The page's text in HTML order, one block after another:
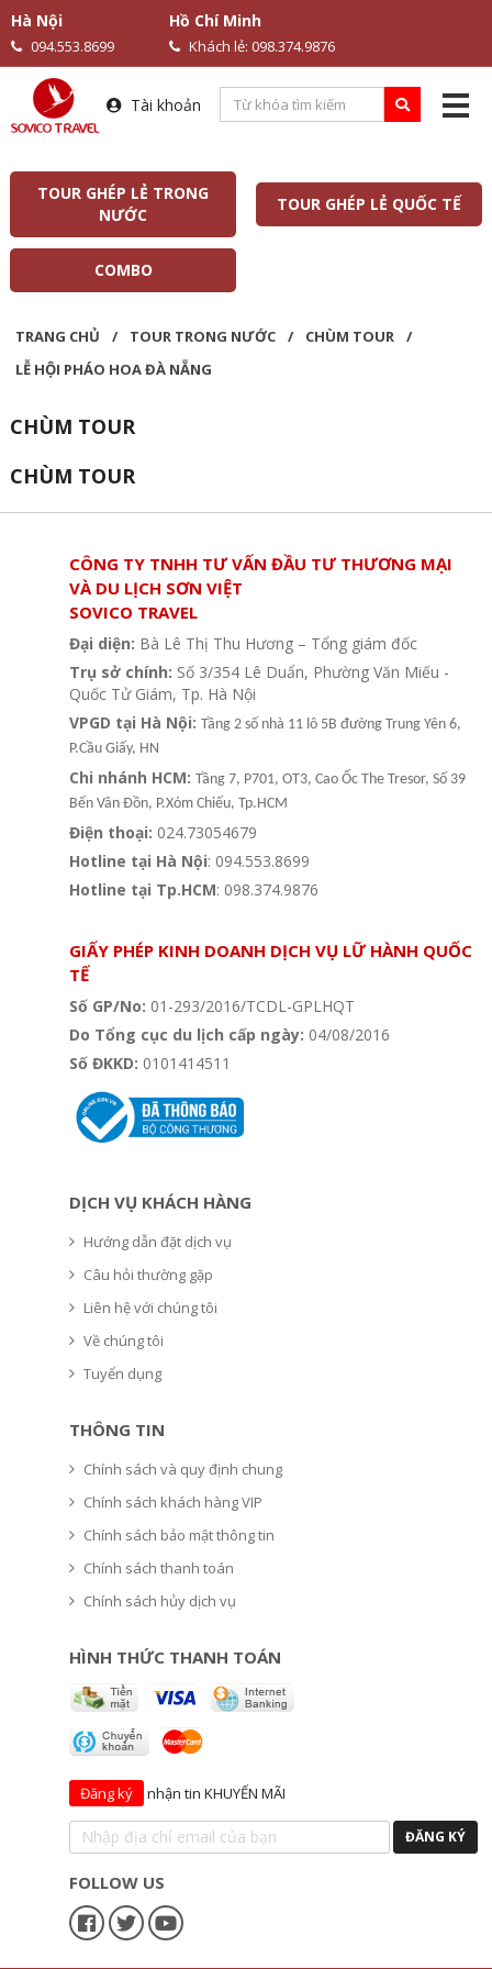
Hà Nội
094.553.8699
Hồ Chí Minh
Khách lẻ: 098.374.9876
Tài khoản
TOUR GHÉP LẺ TRONG
NƯỚC
TOUR GHÉP LẺ QUỐC TẾ
COMBO
TRANG CHỦ / TOUR TRONG NƯỚC / CHÙM TOUR
/
LỄ HỘI PHÁO HOA ĐÀ NẴNG
CHÙM TOUR
CHÙM TOUR
CÔNG TY TNHH TƯ VẤN ĐẦU TƯ THƯƠNG MẠI
VÀ DU LỊCH SƠN VIỆT
SOVICO TRAVEL
Đại diện: Bà Lê Thị Thu Hương – Tổng giám đốc
Trụ sở chính: Số 3/354 Lê Duẩn, Phường Văn Miếu -
Quốc Tử Giám, Tp. Hà Nội
VPGD tại Hà Nội: Tầng 2 số nhà 11 lô 5B đường Trung Yên 6,
P.Cầu Giấy, HN
Chi nhánh HCM: Tầng 7, P701, OT3, Cao Ốc The Tresor, Số 39
Bến Vân Đồn, P.Xóm Chiếu, Tp.HCM
Điện thoại: 024.73054679
Hotline tại Hà Nội: 094.553.8699
Hotline tại Tp.HCM: 098.374.9876
GIẤY PHÉP KINH DOANH DỊCH VỤ LỮ HÀNH QUỐC
TẾ
Số GP/No: 01-293/2016/TCDL-GPLHQT
Do Tổng cục du lịch cấp ngày: 04/08/2016
Số ĐKKD: 0101414511
DỊCH VỤ KHÁCH HÀNG
Hướng dẫn đặt dịch vụ
Câu hỏi thường gặp
Liên hệ với chúng tôi
Về chúng tôi
Tuyển dụng
THÔNG TIN
Chính sách và quy định chung
Chính sách khách hàng VIP
Chính sách bảo mật thông tin
Chính sách thanh toán
Chính sách hủy dịch vụ
HÌNH THỨC THANH TOÁN
Đăng ký nhận tin KHUYẾN MÃI
FOLLOW US